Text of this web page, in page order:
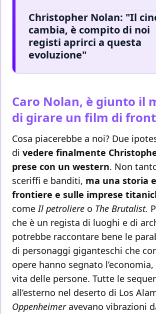
Christopher Nolan: "Il
cambia, è compito di noi
registi aprirci a questa
evoluzione"
Caro Nolan, è giunto il
di girare un film di
Cosa piacerebbe a noi? Due
di vedere finalmente
prese con un western. Non
sceriffi e banditi, ma una storia
frontiere e sulle imprese
comeIl petroliere o The Brutalist.
che è un regista di luoghi e di
potrebbe raccontare bene le
di personaggi giganteschi che
opere hanno segnato
vita delle persone. Tutte le
all’esterno nel deserto di Los
Oppenheimeravevano vibrazioni